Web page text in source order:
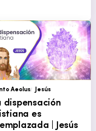
Aeolus Jesús
dispensación
es
| Jesús